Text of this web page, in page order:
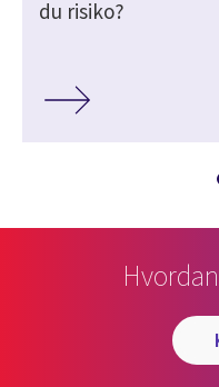
du risiko?